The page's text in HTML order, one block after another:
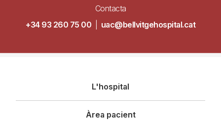
Contacta
+34 93 260 75 00
uac@bellvitgehospital.cat
principal
L'hospital
Àrea pacient